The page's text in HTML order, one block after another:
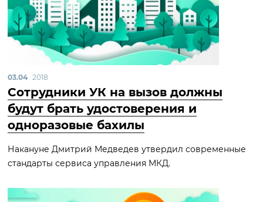
03.04 2018
Сотрудники УК на вызов должны
будут брать удостоверения и
одноразовые бахилы
Накануне Дмитрий Медведев утвердил современные
стандарты сервиса управления МКД.